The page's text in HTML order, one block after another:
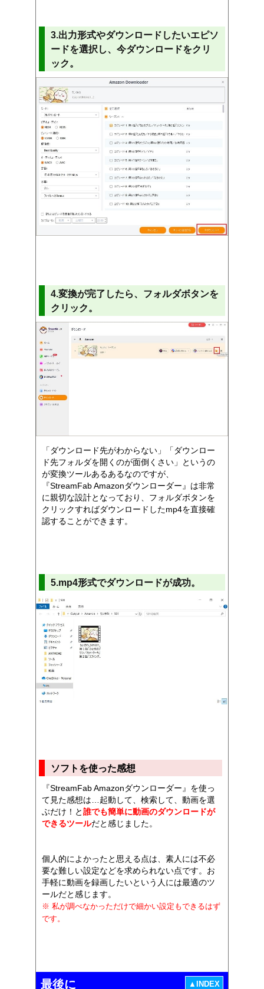
3.出力形式やダウンロードしたいエピソ
ードを選択し、今ダウンロードをクリ
ック。
4.変換が完了したら、フォルダボタンを
クリック。
「ダウンロード先がわからない」「ダウンロー
ド先フォルダを開くのが面倒くさい」というの
が変換ツールあるあるなのですが、
『StreamFab Amazonダウンローダー』は非常
に親切な設計となっており、フォルダボタンを
クリックすればダウンロードしたmp4を直接確
認することができます。
5.mp4形式でダウンロードが成功。
ソフトを使った感想
『StreamFab Amazonダウンローダー』を使っ
て見た感想は…起動して、検索して、動画を選
ぶだけ！と誰でも簡単に動画のダウンロードが
できるツールだと感じました。
個人的によかったと思える点は、素人には不必
要な難しい設定などを求められない点です。お
手軽に動画を録画したいという人には最適のツ
ールだと感じます。
※ 私が調べなかっただけで細かい設定もできるはず
です。
最後に ▲INDEX